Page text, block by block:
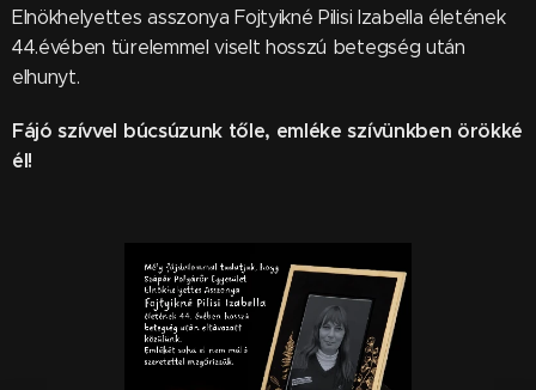
Elnökhelyettes asszonya Fojtyikné Pilisi Izabella életének
44.évében türelemmel viselt hosszú betegség után
elhunyt.
Fájó szívvel búcsúzunk tőle, emléke szívünkben örökké
él!